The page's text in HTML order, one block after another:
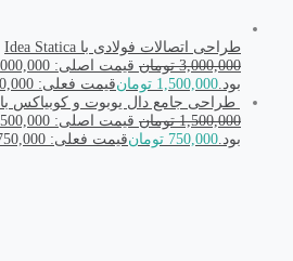
طراحی اتصالات فولادی با Idea Statica
3,000,000 تومان
بود.1,500,000 تومانقیمت فعلی: 1,500,000 تومان.
طراحی جامع دال یوبوت و کوبیاکس با Etabs , Safe
1,500,000 تومان
بود.750,000 تومانقیمت فعلی: 750,000 تومان.